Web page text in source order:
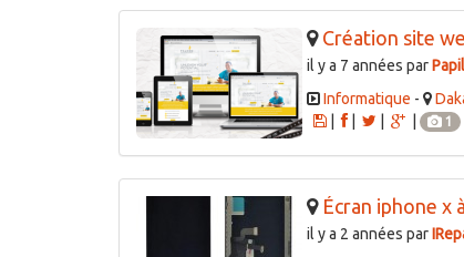
Création site
il y a 7 années par
Informatique -
|
1
Écran iphone x
il y a 2 années par